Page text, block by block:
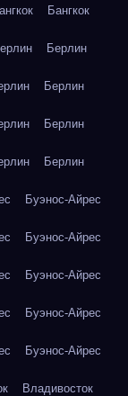
Бангкок
Берлин
Берлин
Берлин
Берлин
Буэнос-Айрес
Буэнос-Айрес
Буэнос-Айрес
Буэнос-Айрес
Буэнос-Айрес
Владивосток